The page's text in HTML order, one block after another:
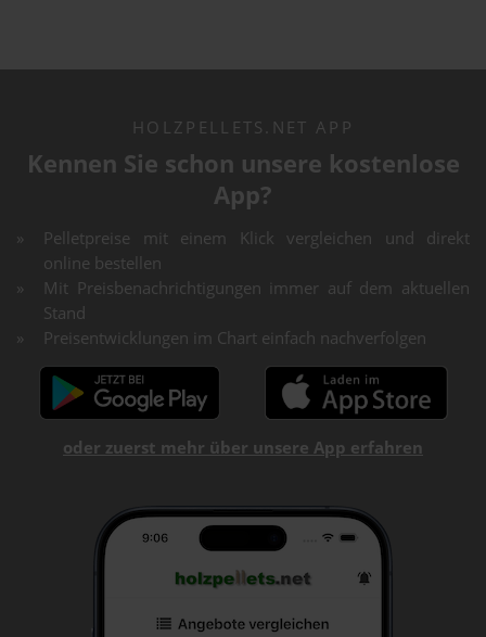
HOLZPELLETS.NET APP
Kennen Sie schon unsere kostenlose
App?
Pelletpreise mit einem Klick vergleichen und direkt
online bestellen
Mit Preisbenachrichtigungen immer auf dem aktuellen
Stand
Preisentwicklungen im Chart einfach nachverfolgen
oder zuerst mehr über unsere App erfahren